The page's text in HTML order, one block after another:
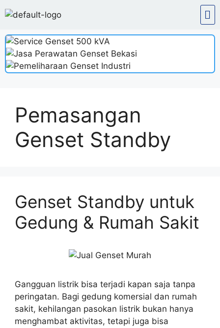
Pemasangan
Genset Standby
Genset Standby untuk
Gedung & Rumah Sakit
Gangguan listrik bisa terjadi kapan saja tanpa
peringatan. Bagi gedung komersial dan rumah
sakit, kehilangan pasokan listrik bukan hanya
menghambat aktivitas, tetapi juga bisa